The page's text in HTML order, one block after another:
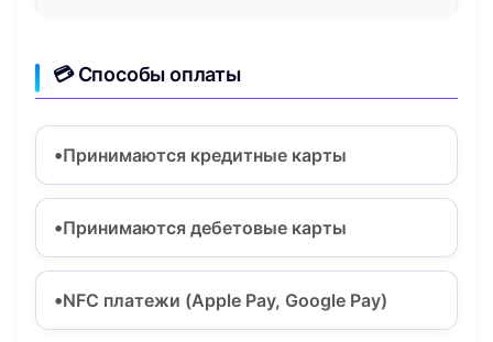
💳 Способы оплаты
Принимаются кредитные карты
Принимаются дебетовые карты
NFC платежи (Apple Pay, Google Pay)